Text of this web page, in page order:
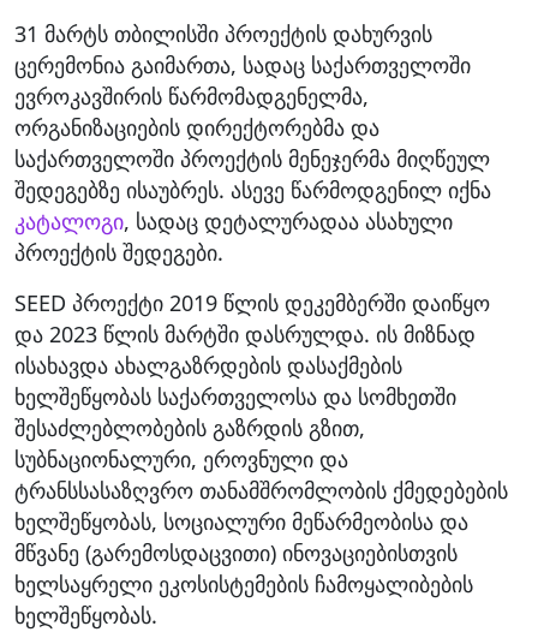
31 მარტს თბილისში პროექტის დახურვის
ცერემონია გაიმართა, სადაც საქართველოში
ევროკავშირის წარმომადგენელმა,
ორგანიზაციების დირექტორებმა და
საქართველოში პროექტის მენეჯერმა მიღწეულ
შედეგებზე ისაუბრეს. ასევე წარმოდგენილ იქნა
კატალოგი, სადაც დეტალურადაა ასახული
პროექტის შედეგები.
SEED პროექტი 2019 წლის დეკემბერში დაიწყო
და 2023 წლის მარტში დასრულდა. ის მიზნად
ისახავდა ახალგაზრდების დასაქმების
ხელშეწყობას საქართველოსა და სომხეთში
შესაძლებლობების გაზრდის გზით,
სუბნაციონალური, ეროვნული და
ტრანსსასაზღვრო თანამშრომლობის ქმედებების
ხელშეწყობას, სოციალური მეწარმეობისა და
მწვანე (გარემოსდაცვითი) ინოვაციებისთვის
ხელსაყრელი ეკოსისტემების ჩამოყალიბების
ხელშეწყობას.